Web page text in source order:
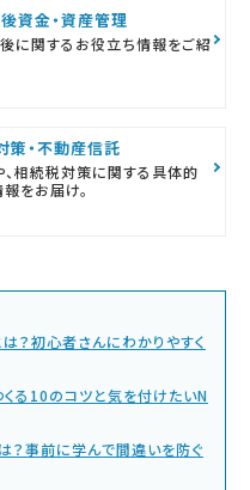
資金・資産管理
に関するお役立ち情報をご紹
策・不動産信託
相続税対策に関する具体的
をお届け。
？初心者さんにわかりやすく
る10のコツと気を付けたいN
？事前に学んで間違いを防ぐ